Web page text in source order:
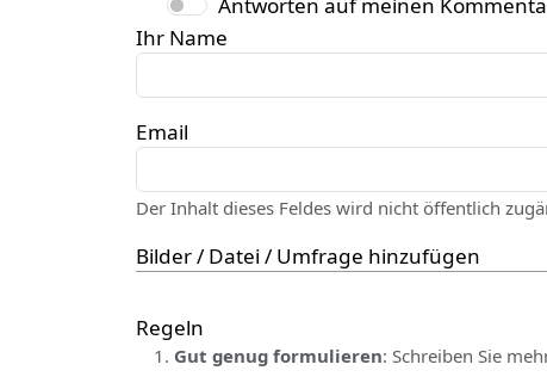
Ihr Name
Email
Der Inhalt dieses Feldes wird nicht öffentlich
Bilder / Datei / Umfrage hinzufügen
Regeln
Gut genug formulieren: Schreiben Sie